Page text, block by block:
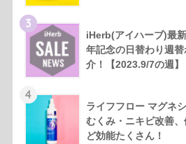
3
iHerb(アイハーブ)最
年記念の日替わり週
介！【2023.9/7の週】
4
ライフフロー マグネ
むくみ・ニキビ改善
ど効能たくさん！